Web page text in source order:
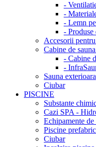
-
-
- Lemn
- Produse
Accesorii
Cabine de
- Cabine
-
Sauna exterioara
Ciubar
PISCINE
Substante
Cazi SPA -
Echipamente
Piscine
Ciubar